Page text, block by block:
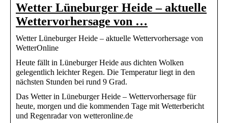
Wetter Lüneburger Heide – aktuelle
Wettervorhersage von …
Wetter Lüneburger Heide – aktuelle Wettervorhersage von
WetterOnline
Heute fällt in Lüneburger Heide aus dichten Wolken
gelegentlich leichter Regen. Die Temperatur liegt in den
nächsten Stunden bei rund 9 Grad.
Das Wetter in Lüneburger Heide – Wettervorhersage für
heute, morgen und die kommenden Tage mit Wetterbericht
und Regenradar von wetteronline.de